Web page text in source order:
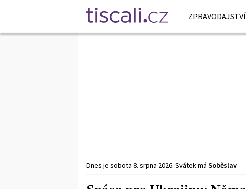
ZPRAVODAJSTVÍ
Dnes je sobota 8. srpna 2026. Svátek má Soběslav